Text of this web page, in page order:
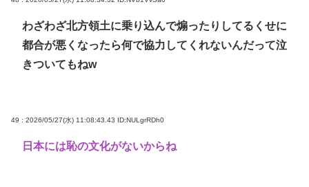
わざわざ北方領土に乗り込んで煽ったりしてるくせに
都合が悪くなったら何で協力してくれないんだって泣
きついてもねw
49 : 2026/05/27(水) 11:08:43.43 ID:NULgrRDh0
日本には恥の文化がないからね